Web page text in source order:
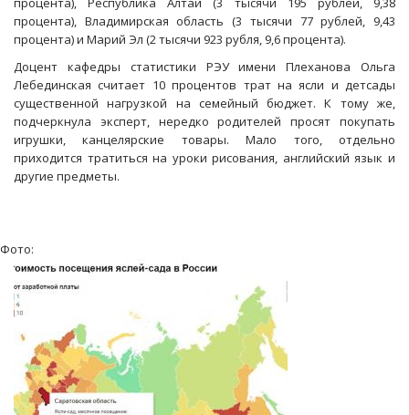
процента), Владимирская область (3 тысячи 77 рублей, 9,43
процента) и Марий Эл (2 тысячи 923 рубля, 9,6 процента).
Доцент кафедры статистики РЭУ имени Плеханова Ольга
Лебединская считает 10 процентов трат на ясли и детсады
существенной нагрузкой на семейный бюджет. К тому же,
подчеркнула эксперт, нередко родителей просят покупать
игрушки, канцелярские товары. Мало того, отдельно
приходится тратиться на уроки рисования, английский язык и
другие предметы.
Фото: